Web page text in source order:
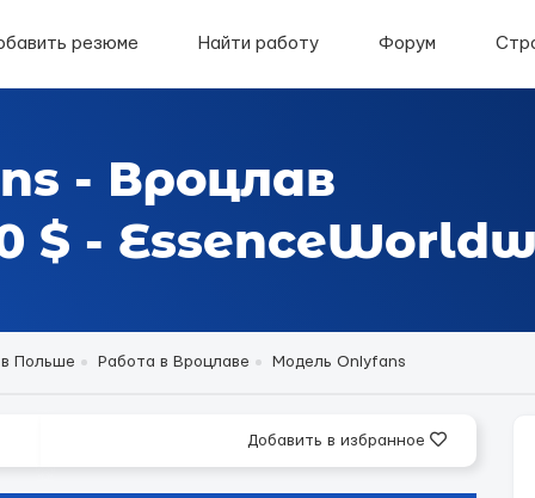
резюме Найти работу Форум
- Вроцлав
$ -
Польше Работа в Вроцлаве Модель Onlyfans
Добавить в избранное